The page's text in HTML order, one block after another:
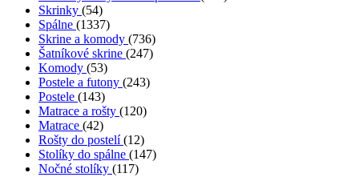
Skrinky (54)
Spálne (1337)
Skrine a komody (736)
Šatníkové skrine (247)
Komody (53)
Postele a futony (243)
Postele (143)
Matrace a rošty (120)
Matrace (42)
Rošty do postelí(12)
Stolíky do spálne (147)
Nočné stolíky (117)